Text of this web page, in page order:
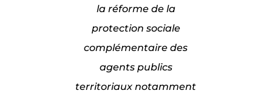
la réforme de la
protection sociale
complémentaire des
agents publics
territoriaux notamment